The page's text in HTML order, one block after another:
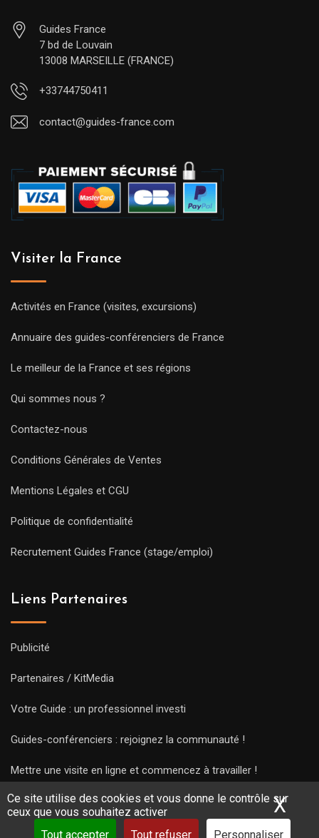
Ce site utilise des cookies et vous donne le contrôle sur
ceux que vous souhaitez activer
Tout accepter
Tout refuser Personnaliser
X
Guides France
7 bd de Louvain
13008 MARSEILLE (FRANCE)
+33744750411
contact@guides-france.com
Visiter la France
Activités en France (visites, excursions)
Annuaire des guides-conférenciers de France
Le meilleur de la France et ses régions
Qui sommes nous ?
Contactez-nous
Conditions Générales de Ventes
Mentions Légales et CGU
Politique de confidentialité
Recrutement Guides France (stage/emploi)
Liens Partenaires
Publicité
Partenaires / KitMedia
Votre Guide : un professionnel investi
Guides-conférenciers : rejoignez la communauté !
Mettre une visite en ligne et commencez à travailler !